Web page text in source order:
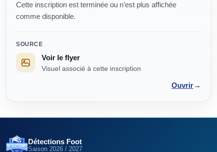
Cette inscription est terminée ou n’est plus affichée
comme disponible.
SOURCE
Voir le flyer
Visuel associé à cette inscription
Ouvrir→
Détections Foot
Saison 2026 / 2027